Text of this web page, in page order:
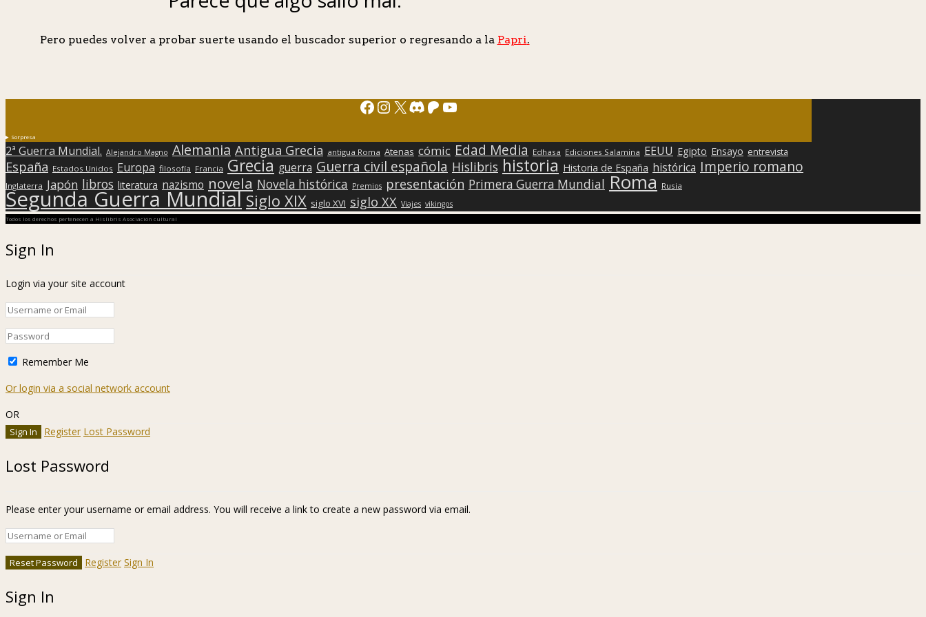
Pero puedes volver a probar suerte usando el buscador superior o regresando a la Papri.
Facebook
Instagram
X Discord
Patreon
YouTube
Sorpresa
2ª Guerra Mundial. Alejandro Magno Alemania Antigua Grecia antigua Roma Atenas cómic Edad Media Edhasa Ediciones Salamina EEUU Egipto Ensayo entrevista
España Estados Unidos Europa filosofía Francia Grecia guerra Guerra civil española Hislibris historia Historia de España histórica Imperio romano
Inglaterra Japón libros literatura nazismo novela Novela histórica Premios presentación Primera Guerra Mundial Roma Rusia
Segunda Guerra Mundial Siglo XIX siglo XVI siglo XX Viajes vikingos
Todos los derechos pertenecen a Hislibris Asociación cultural
Sign In
Login via your site account
Remember Me
Or login via a social network account
OR
Register Lost Password
Lost Password
Please enter your username or email address. You will receive a link to create a new password via email.
Register Sign In
Sign In